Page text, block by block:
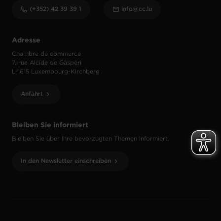
Bleiben Sie informiert
Bleiben Sie über Ihre bevorzugten Themen informiert.
In den Newsletter einschreiben
Adresse
Chambre de commerce
7, rue Alcide de Gasperi
L-1615 Luxembourg-Kirchberg
Anfahrt
(+352) 42 39 39 1 info@cc.lu